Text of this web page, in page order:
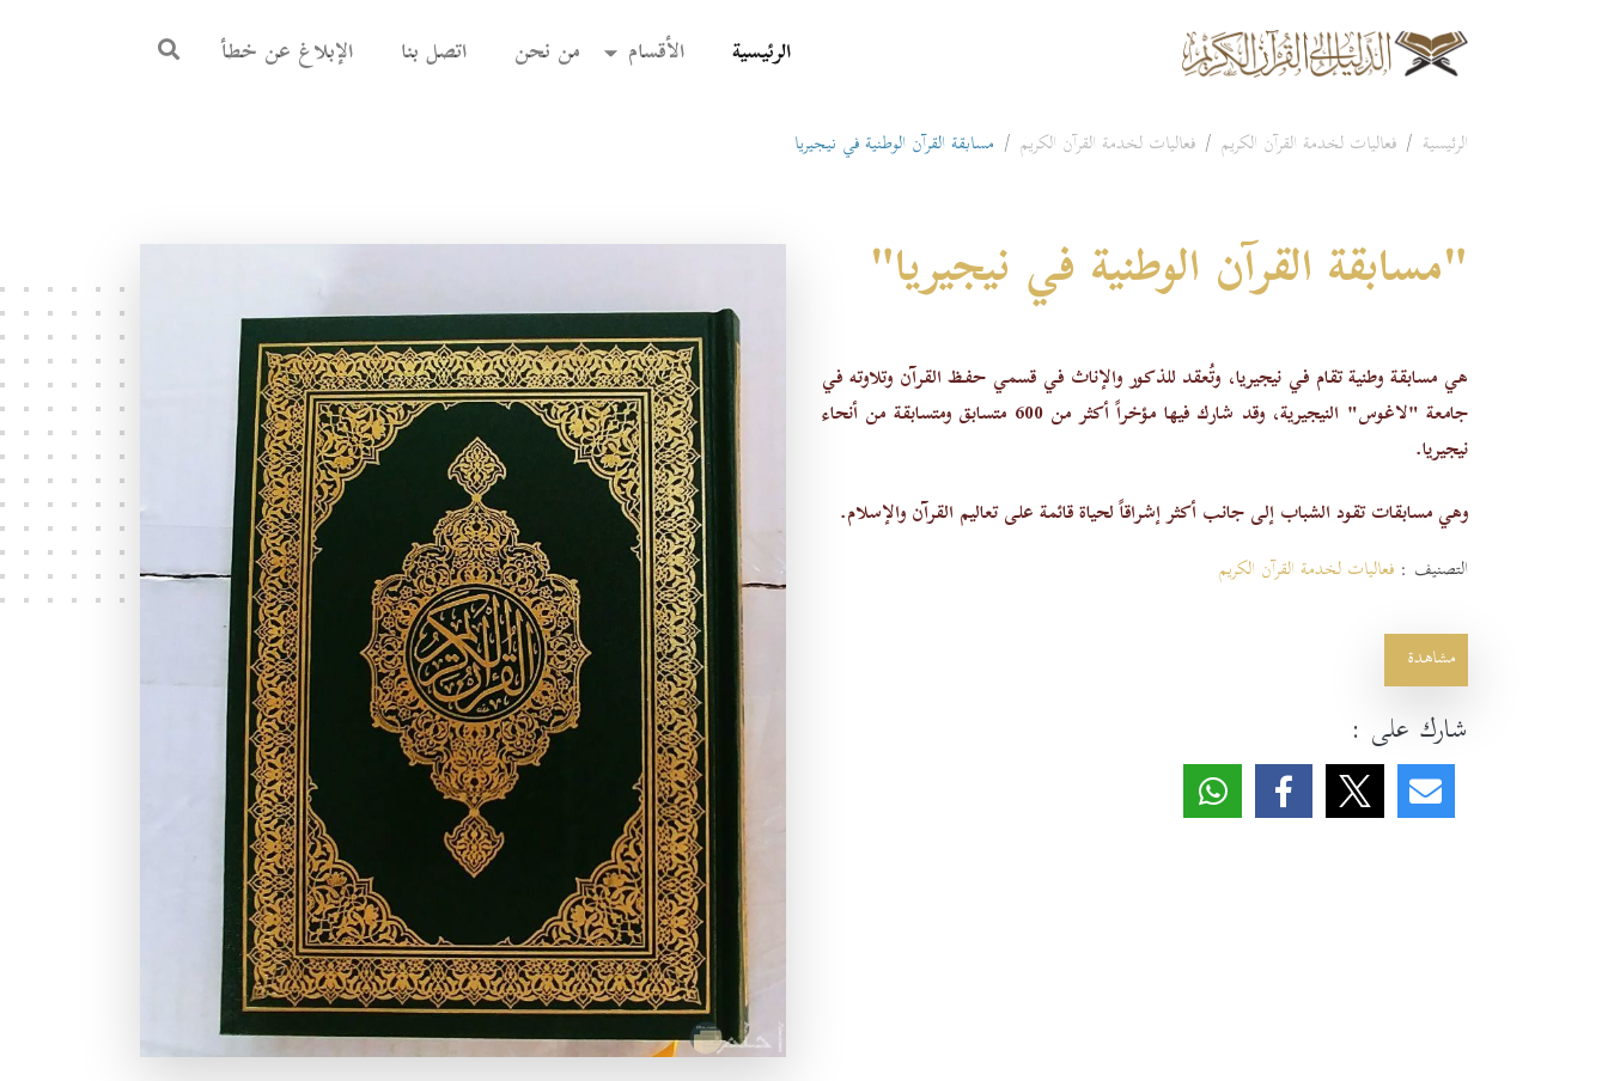
الرئيسية
(current) الأقسام من نحن اتصل بنا الإبلاغ عن خطأ
الرئيسية فعاليات لخدمة القرآن الكريم فعاليات لخدمة القرآن الكريم مسابقة القرآن الوطنية في نيجيريا
"مسابقة القرآن الوطنية في نيجيريا"
هي مسابقة وطنية تقام في نيجيريا، وتُعقد للذكور والإناث في قسمي حفظ القرآن وتلاوته في
جامعة "لاغوس" النيجيرية، وقد شارك فيها مؤخراً أكثر من 600 متسابق ومتسابقة من أنحاء
نيجيريا.
وهي مسابقات تقود الشباب إلى جانب أكثر إشراقاً لحياة قائمة على تعاليم القرآن والإسلام.
التصنيف : فعاليات لخدمة القرآن الكريم
مشاهدة
شارك على :